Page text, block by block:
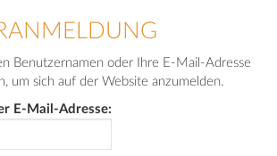
Benutzernamen oder Ihre E-Mail-Adresse
um sich auf der Website anzumelden.
E-Mail-Adresse: